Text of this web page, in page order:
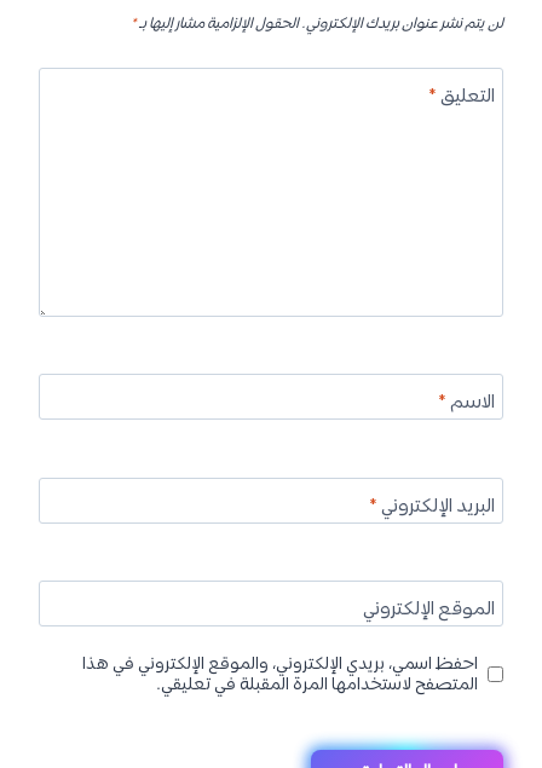
لن يتم نشر عنوان بريدك الإلكتروني.الحقول الإلزامية مشار إليها بـ*
التعليق*
الاسم*
البريد الإلكتروني*
الموقع الإلكتروني
احفظ اسمي، بريدي الإلكتروني، والموقع الإلكتروني في هذا
المتصفح لاستخدامها المرة المقبلة في تعليقي.